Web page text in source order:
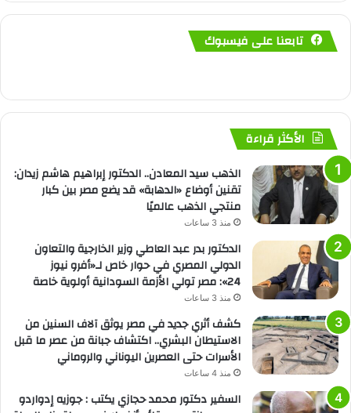
تابعنا على فيسبوك
الأكثر قراءة
الذهب سيد المعادن.. الدكتور إبراهيم هاشم زيدان:
تقنين أوضاع «الدهابة» قد يضع مصر بين كبار
منتجي الذهب عالميًا
منذ 3 ساعات
الدكتور بدر عبد العاطي وزير الخارجية والتعاون
الدولي المصري في حوار خاص لـ«أفرو نيوز
24»: مصر تولي الأزمة السودانية أولوية خاصة
منذ 3 ساعات
كشف أثري جديد في مصر يوثق آلاف السنين من
الاستيطان البشري.. اكتشاف جبانة من عصر ما قبل
الأسرات حتى العصرين اليوناني والروماني
منذ 4 ساعات
السفير دكتور محمد حجازي يكتب : جوزيه إدواردو